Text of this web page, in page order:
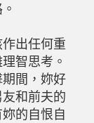
出任何重
智思考。
間，妳好
和前夫的
的自恨自